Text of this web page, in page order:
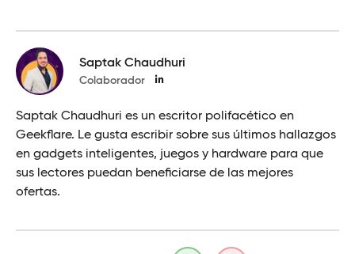
Saptak Chaudhuri
Colaborador
Saptak Chaudhuri es un escritor polifacético en
Geekflare. Le gusta escribir sobre sus últimos hallazgos
en gadgets inteligentes, juegos y hardware para que
sus lectores puedan beneficiarse de las mejores
ofertas.